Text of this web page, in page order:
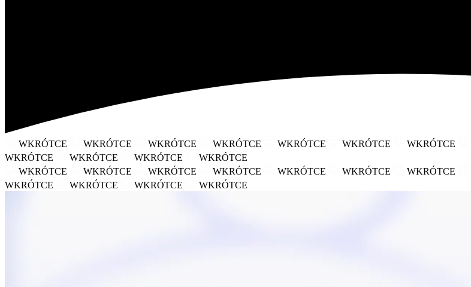
WKRÓTCE WKRÓTCE WKRÓTCE WKRÓTCE WKRÓTCE WKRÓTCE WKRÓTCE
WKRÓTCE
WKRÓTCE WKRÓTCE
WKRÓTCE
WKRÓTCE
WKRÓTCE WKRÓTCE WKRÓTCE WKRÓTCE WKRÓTCE WKRÓTCE
WKRÓTCE
WKRÓTCE WKRÓTCE WKRÓTCE